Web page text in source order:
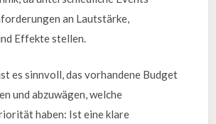
an Lautstärke,
Effekte stellen.
es sinnvoll, das vorhandene Budget
und abzuwägen, welche
haben: Ist eine klare